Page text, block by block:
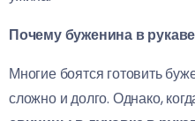
Почему буженина в
Многие боятся готовить
сложно и долго. Однако,